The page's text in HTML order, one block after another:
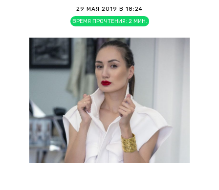
29 МАЯ 2019 В 18:24
ВРЕМЯ ПРОЧТЕНИЯ: 2 МИН.